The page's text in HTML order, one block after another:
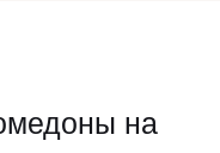
на